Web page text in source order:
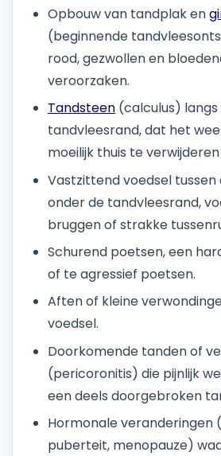
Opbouw van tandplak en
(beginnende
rood, gezwollen en
veroorzaken.
Tandsteen (calculus) langs
tandvleesrand, dat het
moeilijk thuis te verwijderen
Vastzittend voedsel
onder de tandvleesrand,
bruggen of strakke
Schurend poetsen, een
of te agressief poetsen.
Aften of kleine
voedsel.
Doorkomende tanden of
(pericoronitis) die pijnlijk
een deels doorgebroken
Hormonale veranderingen
puberteit, menopauze)